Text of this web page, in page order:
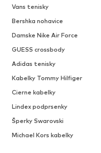
Vans tenisky
Bershka nohavice
Damske Nike Air Force
GUESS crossbody
Adidas tenisky
Kabelky Tommy Hilfiger
Cierne kabelky
Lindex podprsenky
Šperky Swarovski
Michael Kors kabelky